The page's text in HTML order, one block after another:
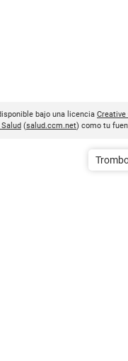
bajo una licencia Creative
Salud (salud.ccm.net) como tu